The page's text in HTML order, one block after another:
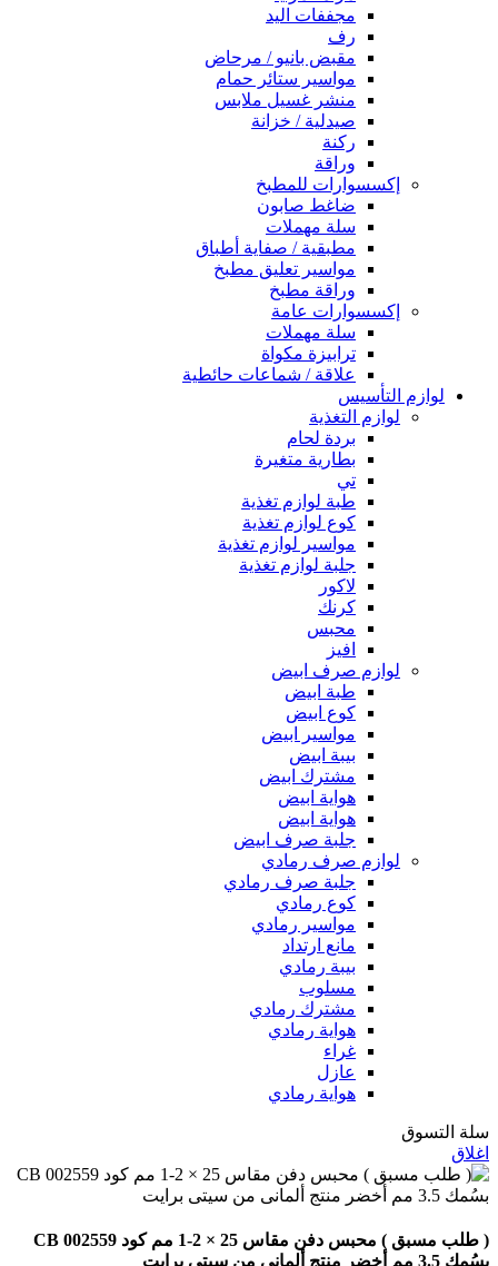
مجففات اليد
رف
مقبض بانيو / مرحاض
مواسير ستائر حمام
منشر غسيل ملابس
صيدلية / خزانة
ركنة
وراقة
إكسسوارات للمطبخ
ضاغط صابون
سلة مهملات
مطبقية / صفاية أطباق
مواسير تعليق مطبخ
وراقة مطبخ
إكسسوارات عامة
سلة مهملات
ترابيزة مكواة
علاقة / شماعات حائطية
لوازم التأسيس
لوازم التغذية
بردة لحام
بطارية متغيرة
تي
طبة لوازم تغذية
كوع لوازم تغذية
مواسير لوازم تغذية
جلبة لوازم تغذية
لاكور
كرنك
محبس
افيز
لوازم صرف ابيض
طبة ابيض
كوع ابيض
مواسير ابيض
بيبة ابيض
مشترك ابيض
هواية ابيض
هواية ابيض
جلبة صرف ابيض
لوازم صرف رمادي
جلبة صرف رمادي
كوع رمادي
مواسير رمادي
مانع ارتداد
بيبة رمادي
مسلوب
مشترك رمادي
هواية رمادي
غراء
عازل
هواية رمادي
سلة التسوق
اغلاق
( طلب مسبق ) محبس دفن مقاس 25 × 2-1 مم كود CB 002559
بسُمك 3.5 مم أخضر منتج ألمانى من سيتى برايت